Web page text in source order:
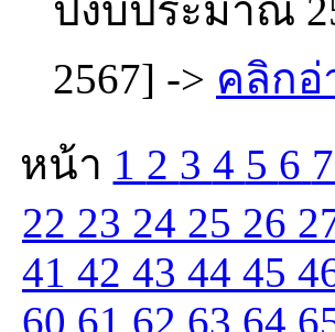
ปีงบประมาณ
2567] -> คลิกอ่
หน้า 1 2 3 4 5 6 7
22 23 24 25 26
41 42 43 44 45
60 61 62 63 64